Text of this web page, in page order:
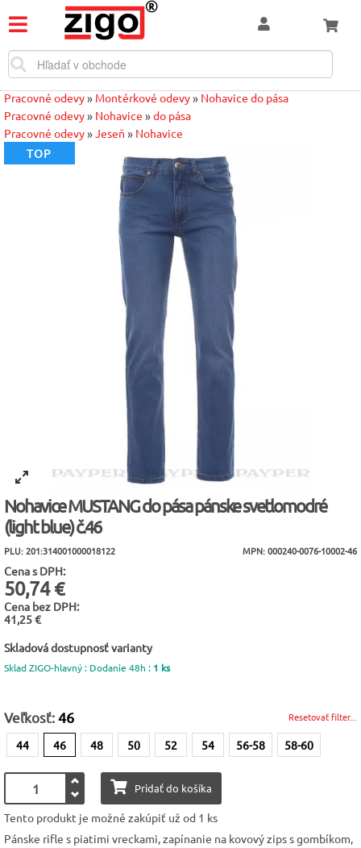
Pracovné odevy» Montérkové odevy» Nohavice do pása
Pracovné odevy» Nohavice »do pása
Pracovné odevy»Jeseň » Nohavice
TOP
Nohavice MUSTANG do pása pánske svetlomodré
(light blue) č.46
PLU: 201:314001000018122 MPN: 000240-0076-10002-46
Cena s DPH:
50,74 €
Cena bez DPH:
41,25 €
Skladová dostupnosť varianty
Sklad ZIGO-hlavný : Dodanie 48h : 1 ks
Resetovať filter...
Veľkosť:46
44 46 48 50 52 54 56-58 58-60
Pridať do košíka
Tento produkt je možné zakúpiť už od 1 ks
Pánske rifle s piatimi vreckami, zapínanie na kovový zips s gombíkom,